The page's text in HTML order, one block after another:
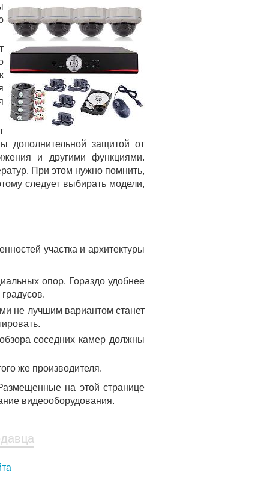
дополнительной защитой от
и другими функциями.
При этом нужно помнить,
следует выбирать модели,
участка и архитектуры
опор. Гораздо удобнее
не лучшим вариантом станет
соседних камер должны
же производителя.
на этой странице
видеооборудования.